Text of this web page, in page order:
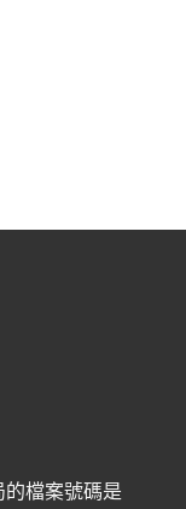
的檔案號碼是